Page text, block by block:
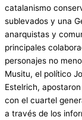
catalanismo
sublevados y una
anarquistas y
principales
personajes no
Musitu, el político
Estelrich,
con el cuartel
a través de los